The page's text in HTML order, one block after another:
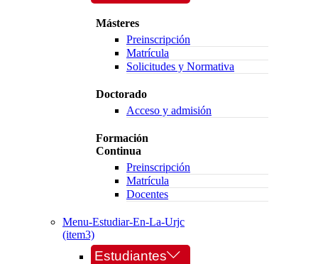
Másteres
Preinscripción
Matrícula
Solicitudes y Normativa
Doctorado
Acceso y admisión
Formación
Continua
Preinscripción
Matrícula
Docentes
Menu-Estudiar-En-La-Urjc
(item3)
Estudiantes